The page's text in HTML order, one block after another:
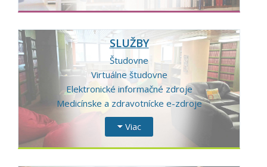
SLUŽBY
Študovne
Virtuálne študovne
Elektronické informačné zdroje
Medicínske a zdravotnícke e-zdroje
Viac